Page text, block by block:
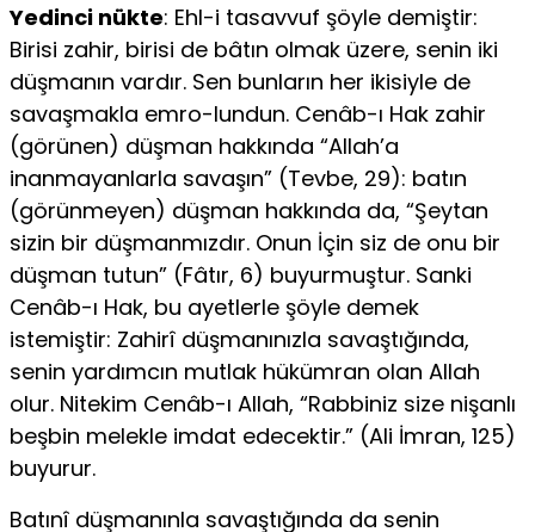
Yedinci nükte: Ehl-i tasavvuf şöyle demiştir:
Birisi zahir, birisi de bâtın olmak üzere, senin iki
düşmanın vardır. Sen bunların her ikisiyle de
savaşmakla emro-lundun. Cenâb-ı Hak zahir
(görünen) düşman hakkında “Allah’a
inanmayanlarla savaşın” (Tevbe, 29): batın
(görünmeyen) düşman hakkında da, “Şeytan
sizin bir düşmanmızdır. Onun İçin siz de onu bir
düşman tutun” (Fâtır, 6) buyurmuştur. Sanki
Cenâb-ı Hak, bu ayetlerle şöyle demek
istemiştir: Zahirî düşmanınızla savaştığında,
senin yardımcın mutlak hükümran olan Allah
olur. Nitekim Cenâb-ı Allah, “Rabbiniz size nişanlı
beşbin melekle imdat edecektir.” (Ali İmran, 125)
buyurur.
Batınî düşmanınla savaştığında da senin